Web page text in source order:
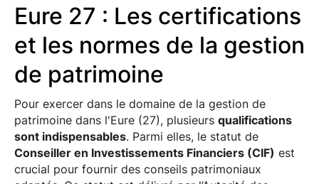
Eure 27 : Les certifications
et les normes de la gestion
de patrimoine
Pour exercer dans le domaine de la gestion de
patrimoine dans l'Eure (27), plusieurs qualifications
sont indispensables. Parmi elles, le statut de
Conseiller en Investissements Financiers (CIF) est
crucial pour fournir des conseils patrimoniaux